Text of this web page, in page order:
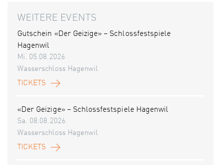
WEITERE EVENTS
Gutschein «Der Geizige» – Schlossfestspiele
Hagenwil
Mi. 05.08.2026
Wasserschloss Hagenwil
TICKETS
«Der Geizige» – Schlossfestspiele Hagenwil
Sa. 08.08.2026
Wasserschloss Hagenwil
TICKETS